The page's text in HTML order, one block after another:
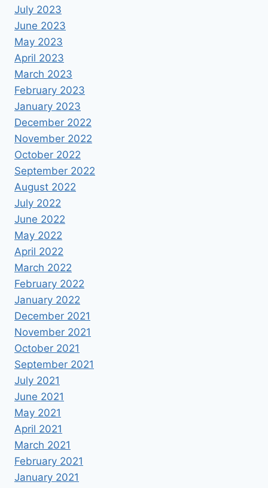
July 2023
June 2023
May 2023
April 2023
March 2023
February 2023
January 2023
December 2022
November 2022
October 2022
September 2022
August 2022
July 2022
June 2022
May 2022
April 2022
March 2022
February 2022
January 2022
December 2021
November 2021
October 2021
September 2021
July 2021
June 2021
May 2021
April 2021
March 2021
February 2021
January 2021